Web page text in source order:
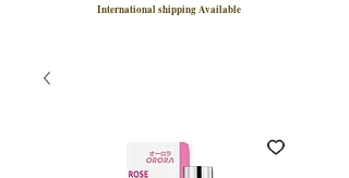
International shipping Available